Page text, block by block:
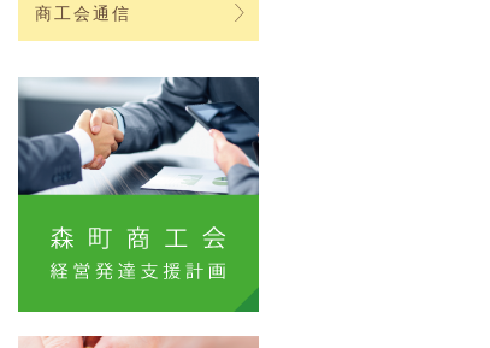
商工会通信